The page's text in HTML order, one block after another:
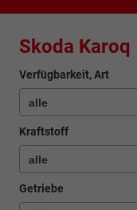
Skoda Karoq
Verfügbarkeit, Art
Kraftstoff
Getriebe